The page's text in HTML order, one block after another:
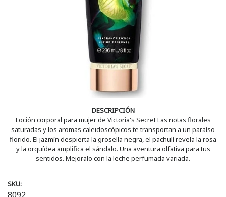
DESCRIPCIÓN
Loción corporal para mujer de Victoria's Secret Las notas florales
saturadas y los aromas caleidoscópicos te transportan a un paraíso
florido. El jazmín despierta la grosella negra, el pachulí revela la rosa
y la orquídea amplifica el sándalo. Una aventura olfativa para tus
sentidos. Mejoralo con la leche perfumada variada.
SKU:
8092